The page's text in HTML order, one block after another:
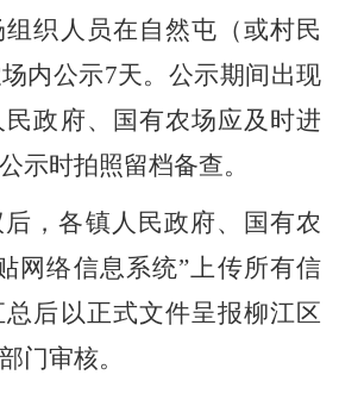
组织人员在自然屯（或村民
内公示7天。公示期间出现
民政府、国有农场应及时进
示时拍照留档备查。
后，各镇人民政府、国有农
网络信息系统”上传所有信
总后 以正式文件呈报柳江区
门审核。